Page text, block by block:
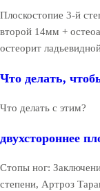
Плоскостопие 3-й
второй 14мм +
остеорит
Что делать,
Что делать с этим?
двухстороннее
Стопы ног:
степени, Артроз